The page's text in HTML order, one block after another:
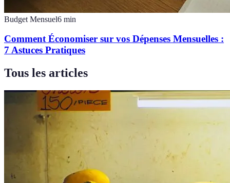
Budget Mensuel6 min
Comment Économiser sur vos Dépenses Mensuelles :
7 Astuces Pratiques
Tous les articles